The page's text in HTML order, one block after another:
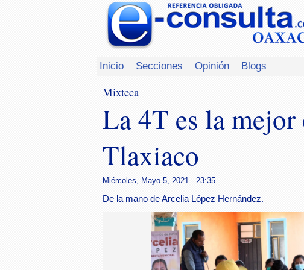
Inicio Secciones Opinión Blogs
Mixteca
La 4T es la
Tlaxiaco
Miércoles, Mayo 5, 2021 - 23:35
De la mano de Arcelia López Hernández.